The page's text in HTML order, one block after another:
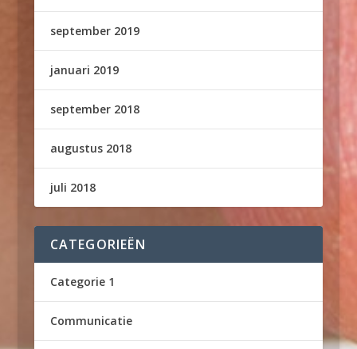
september 2019
januari 2019
september 2018
augustus 2018
juli 2018
CATEGORIEËN
Categorie 1
Communicatie